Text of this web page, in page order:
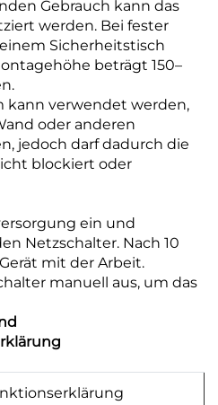
Gebrauch kann das
werden. Bei fester
Sicherheitstisch
beträgt 150–
kann verwendet werden,
oder anderen
jedoch darf dadurch die
blockiert oder
ein und
Netzschalter. Nach 10
mit der Arbeit.
manuell aus, um das